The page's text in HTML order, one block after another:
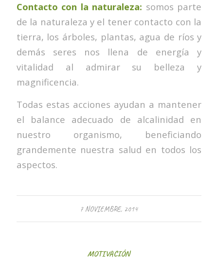
Contacto con la naturaleza: somos parte
de la naturaleza y el tener contacto con la
tierra, los árboles, plantas, agua de ríos y
demás seres nos llena de energía y
vitalidad al admirar su belleza y
magnificencia.
Todas estas acciones ayudan a mantener
el balance adecuado de alcalinidad en
nuestro organismo, beneficiando
grandemente nuestra salud en todos los
aspectos.
7 NOVIEMBRE, 2014
MOTIVACIÓN